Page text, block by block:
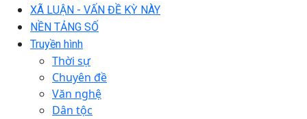
XÃ LUẬN - VẤN ĐỀ KỲ NÀY
NỀN TẢNG SỐ
Truyền hình
Thời sự
Chuyên đề
Văn nghệ
Dân tộc